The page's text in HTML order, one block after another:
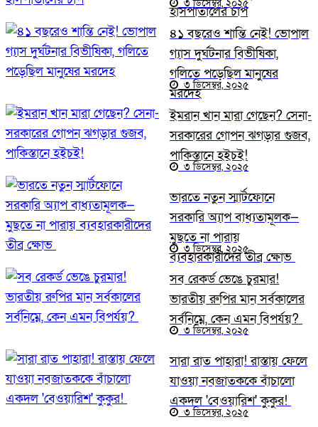
হাসপাতালের চাপ
৩ ডিসেম্বর, ২০২৫
৪১ বছরেও শান্তি নেই! ভোপাল
গ্যাস দুর্ঘটনার বিভীষিকা,
গলিতে পড়েছিল মানুষের
মরদেহ
৩ ডিসেম্বর, ২০২৫
ইমরান খান মারা গেছেন? সেনা-
সরকারের গোপন ঝগড়ার গুজব,
পাকিস্তানে হইচই!
৩ ডিসেম্বর, ২০২৫
ভারতে নতুন স্মার্টফোনে
সরকারি অ্যাপ বাধ্যতামূলক—
মুছতে না পারায়
ব্যবহারকারীদের তীব্র ক্ষোভ
৩ ডিসেম্বর, ২০২৫
সব রেকর্ড ভেঙে চুরমার!
ভারতীয় রুপির মান সর্বকালের
সর্বনিম্নে, কেন এমন বিপর্যয়?
৩ ডিসেম্বর, ২০২৫
সারা রাত পাহারা! রাস্তায় ফেলে
যাওয়া নবজাতককে বাঁচালো
একদল 'বেওয়ারিশ' কুকুর!
৩ ডিসেম্বর, ২০২৫